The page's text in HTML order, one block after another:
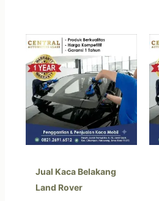
Jual Kaca Belakang
Land Rover